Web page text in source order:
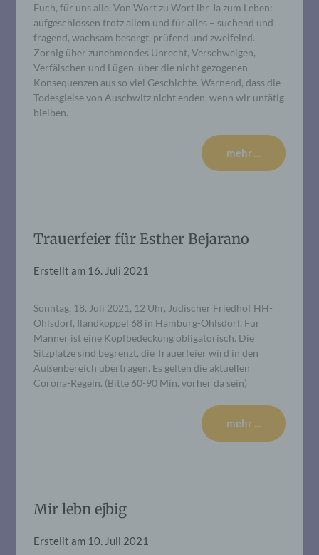
Euch, für uns alle. Von Wort zu Wort ihr Ja zum Leben:
aufgeschlossen trotz allem und für alles – suchend und
fragend, wachsam besorgt, prüfend und zweifelnd.
Zornig über zunehmendes Unrecht, Verschweigen,
Verfälschen und Lügen, über die nicht gezogenen
Konsequenzen aus so viel Geschichte. Warnend, dass die
Todesgleise von Auschwitz nicht enden, wenn wir untätig
bleiben.
mehr ...
Trauerfeier für Esther Bejarano
Erstellt am 16. Juli 2021
Sonntag, 18. Juli 2021, 12 Uhr, Jüdischer Friedhof HH-
Ohlsdorf, Ilandkoppel 68 in Hamburg-Ohlsdorf. Für
Männer ist eine Kopfbedeckung obligatorisch. Die
Sitzplätze sind begrenzt, die Trauerfeier wird in den
Außenbereich übertragen. Es gelten die aktuellen
Corona-Regeln. (Bitte 60-90 Min. vorher da sein)
mehr ...
Mir lebn ejbig
Erstellt am 10. Juli 2021